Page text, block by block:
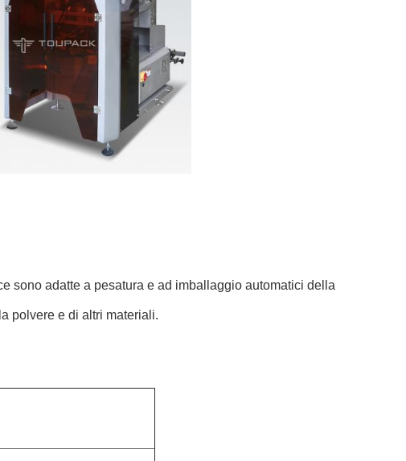
sono adatte a pesatura e ad imballaggio automatici della
polvere e di altri materiali.